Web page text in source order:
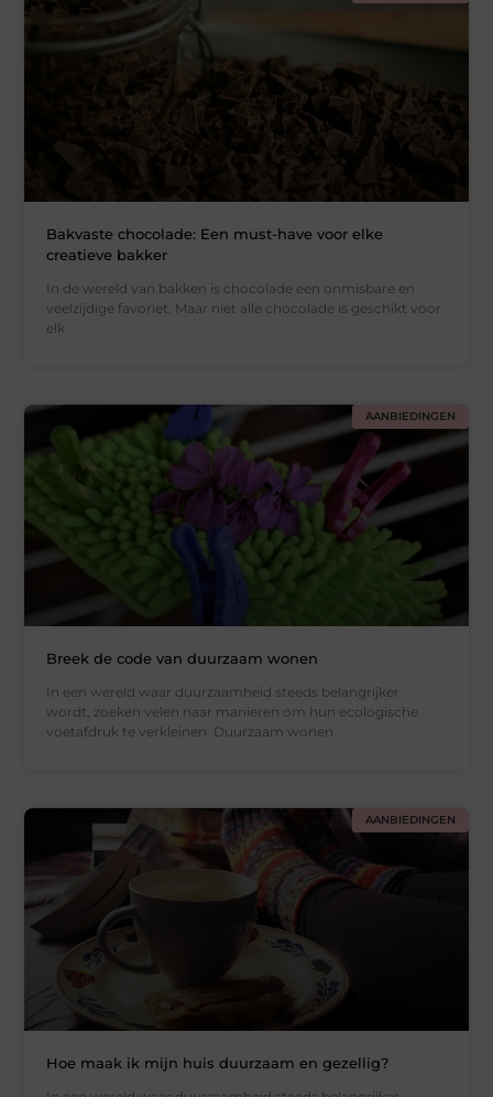
Bakvaste chocolade: Een must-have voor elke
creatieve bakker
In de wereld van bakken is chocolade een onmisbare en
veelzijdige favoriet. Maar niet alle chocolade is geschikt voor
elk
AANBIEDINGEN
Breek de code van duurzaam wonen
In een wereld waar duurzaamheid steeds belangrijker
wordt, zoeken velen naar manieren om hun ecologische
voetafdruk te verkleinen. Duurzaam wonen
AANBIEDINGEN
Hoe maak ik mijn huis duurzaam en gezellig?